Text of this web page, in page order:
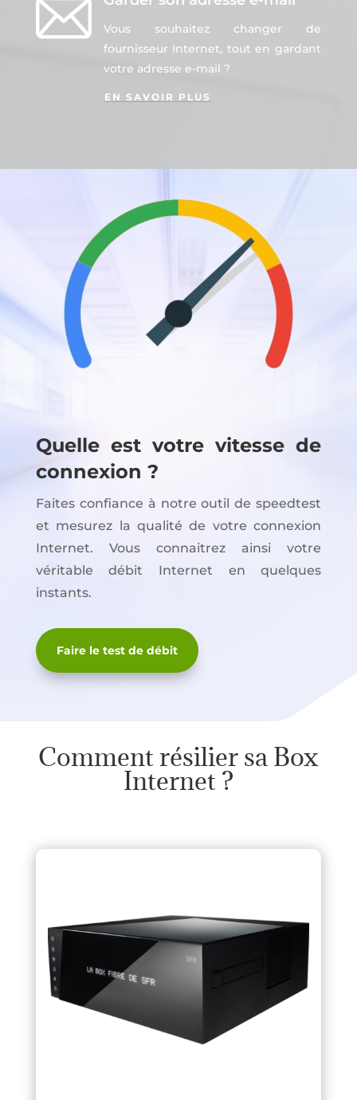
Vous souhaitez changer de
fournisseur Internet, tout en gardant
votre adresse e-mail ?
EN SAVOIR PLUS
Quelle est votre vitesse de
connexion ?
Faites confiance à notre outil de speedtest
et mesurez la qualité de votre connexion
Internet. Vous connaitrez ainsi votre
véritable débit Internet en quelques
instants.
Faire le test de débit
Comment résilier sa Box
Internet ?